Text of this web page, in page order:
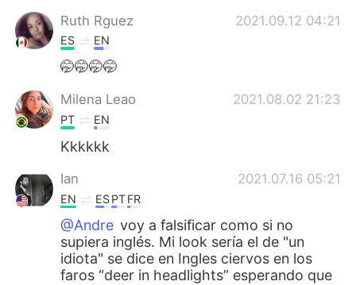
Ruth Rguez 2021.09.12 04:21
ES EN
🤭🤭🤭🤭
Milena Leao 2021.08.02 21:23
PT EN
Kkkkkk
Ian 2021.07.16 05:21
EN ESPTFR
@Andre voy a falsificar como si no
supiera inglés. Mi look sería el de "un
idiota" se dice en Ingles ciervos en los
faros “deer in headlights” esperando que